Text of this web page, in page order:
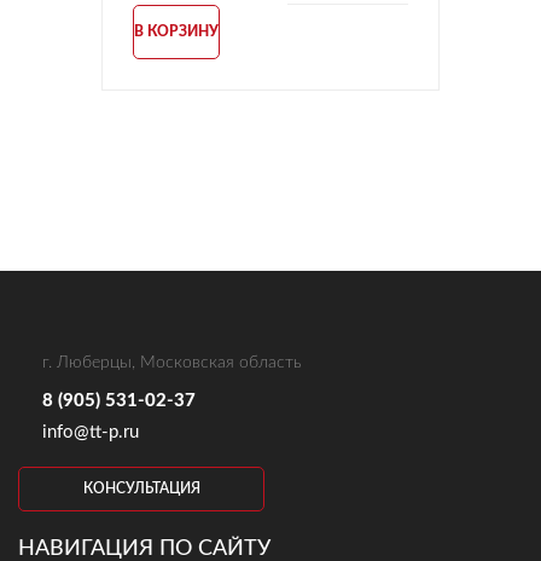
В КОРЗИНУ
г. Люберцы, Московская область
8 (905) 531-02-37
info@tt-p.ru
КОНСУЛЬТАЦИЯ
НАВИГАЦИЯ ПО САЙТУ